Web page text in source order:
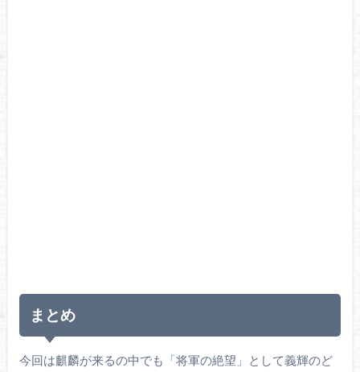
まとめ
今回は麒麟が来るの中でも「将軍の絶望」として義輝のど